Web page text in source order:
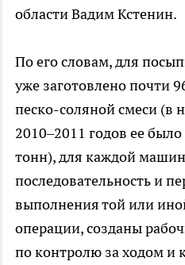
области Вадим Кстенин.
По его словам, для
уже заготовлено почти
песко-солянойсмеси (в
2010–2011 годов ее
тонн), для каждой
последовательность и
выполнения той или
операции, созданы
по контролю за ходом и